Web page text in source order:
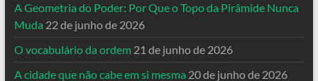
A Geometria do Poder: Por Que o Topo da Pirâmide Nunca
Muda 22 de junho de 2026
O vocabulário da ordem 21 de junho de 2026
A cidade que não cabe em si mesma 20 de junho de 2026